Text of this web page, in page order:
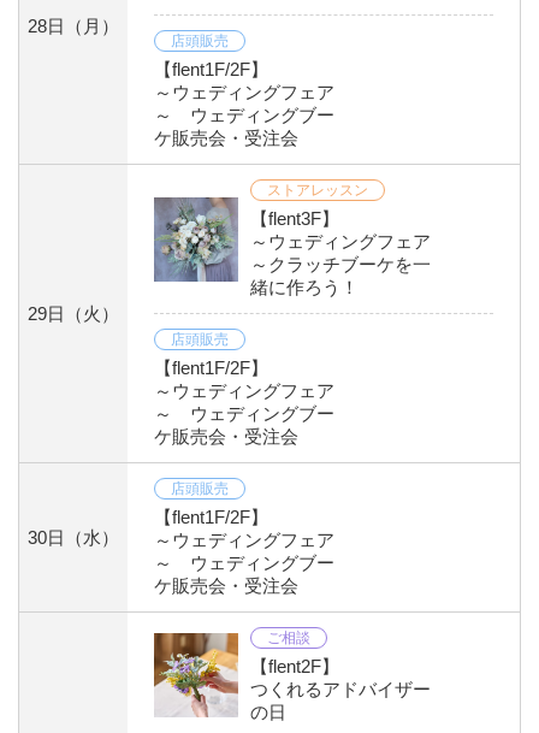
28日 （月）
店頭販売
【flent1F/2F】
～ウェディングフェア
～ ウェディングブー
ケ販売会・受注会
29日 （火）
ストアレッスン
【flent3F】
～ウェディングフェア
～クラッチブーケを一
緒に作ろう！
店頭販売
【flent1F/2F】
～ウェディングフェア
～ ウェディングブー
ケ販売会・受注会
30日 （水）
店頭販売
【flent1F/2F】
～ウェディングフェア
～ ウェディングブー
ケ販売会・受注会
ご相談
【flent2F】
つくれるアドバイザー
の日